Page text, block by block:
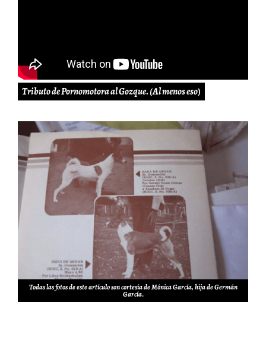
Tributo de Pornomotora al Gozque. (Al menos eso)
Todas las fotos de este artículo son cortesía de Mónica García, hija de Germán
García.